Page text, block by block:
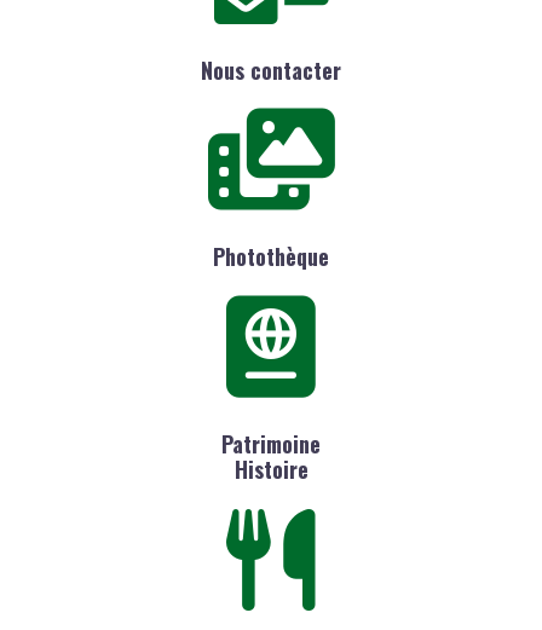
Nous contacter
Photothèque
Patrimoine
Histoire